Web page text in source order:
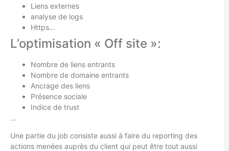
Liens externes
analyse de logs
Https…
L’optimisation « Off site »:
Nombre de liens entrants
Nombre de domaine entrants
Ancrage des liens
Présence sociale
Indice de trust
…
Une partie du job consiste aussi à faire du reporting des
actions menées auprès du client qui peut être tout aussi